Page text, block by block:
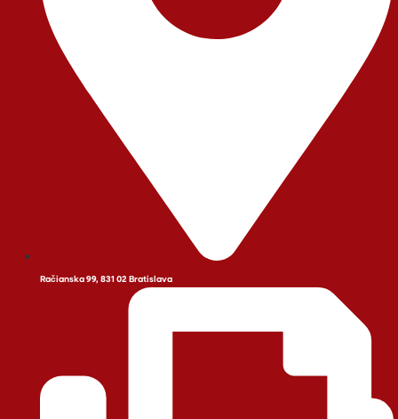
Račianska 99, 831 02 Bratislava